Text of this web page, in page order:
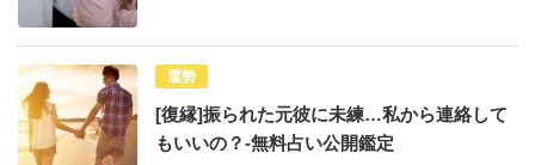
運勢
[復縁]振られた元彼に未練…私から連絡して
もいいの？-無料占い公開鑑定